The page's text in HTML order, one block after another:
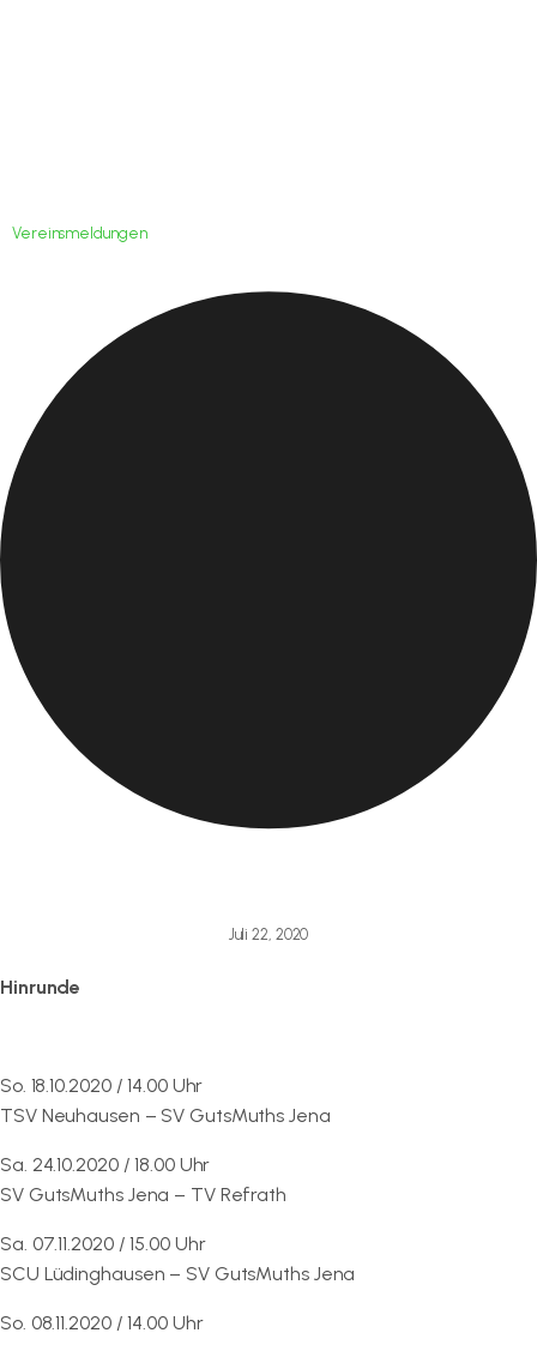
Vereinsmeldungen
Juli 22, 2020
Hinrunde
So. 18.10.2020 / 14.00 Uhr
TSV Neuhausen – SV GutsMuths Jena
Sa. 24.10.2020 / 18.00 Uhr
SV GutsMuths Jena – TV Refrath
Sa. 07.11.2020 / 15.00 Uhr
SCU Lüdinghausen – SV GutsMuths Jena
So. 08.11.2020 / 14.00 Uhr